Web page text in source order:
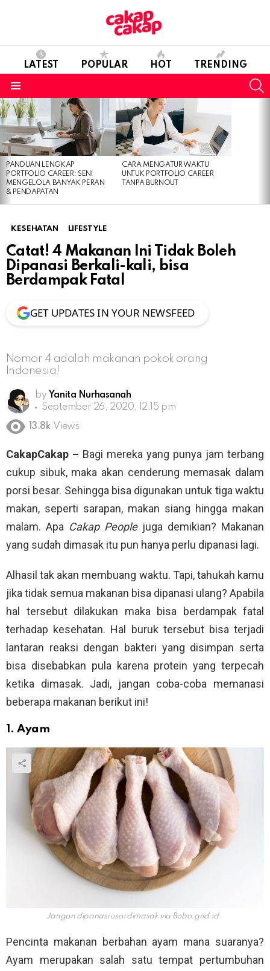
LATEST POPULAR HOT TRENDING
LATEST
STORIES
PANDUAN LENGKAP
PORTFOLIO CAREER: SENI
MENGELOLA BANYAK PERAN
& PENDAPATAN
CARA MENGATUR WAKTU
UNTUK PORTFOLIO CAREER
TANPA BURNOUT
KESEHATAN LIFESTYLE
Catat! 4 Makanan Ini Tidak Boleh
Dipanasi Berkali-kali, bisa
Berdampak Fatal
GET UPDATES IN YOUR NEWSFEED
Nomor 4 adalah makanan pokok orang
Indonesia!
by Yanita Nurhasanah
September 26, 2020, 12:15 pm
13.8k Views
CakapCakap – Bagi mereka yang punya jam terbang
cukup sibuk, maka akan cenderung memasak dalam
porsi besar. Sehingga bisa digunakan untuk tiga waktu
makan, seperti sarapan, makan siang hingga makan
malam. Apa Cakap People juga demikian? Makanan
yang sudah dimasak itu pun hanya perlu dipanasi lagi.
Alhasil tak akan membuang waktu. Tapi, tahukah kamu
jika tidak semua makanan bisa dipanasi ulang? Apabila
hal tersebut dilakukan maka bisa berdampak fatal
terhadap kesehatan. Hal buruk tersebut bisa terjadi
lantaran reaksi dengan bakteri yang disimpan serta
bisa disebabkan pula karena protein yang terpecah
ketika dimasak. Jadi, jangan coba-coba memanasi
beberapa makanan berikut ini!
1. Ayam
Jangan dipanasi usai dimasak via Bobo.grid.id
Pencinta makanan berbahan ayam mana suaranya?
Ayam merupakan salah satu tempat pertumbuhan